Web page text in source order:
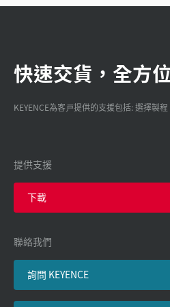
快速交貨，全方
KEYENCE為客戸提供的支援包括: 選擇製
提供支援
下載
聯絡我們
詢問 KEYENCE